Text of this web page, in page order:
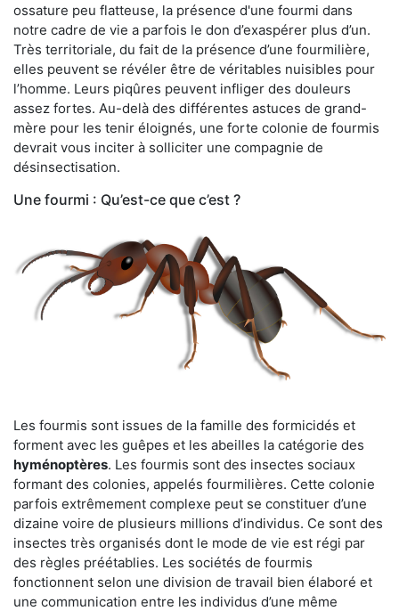
ossature peu flatteuse, la présence d'une fourmi dans
notre cadre de vie a parfois le don d’exaspérer plus d’un.
Très territoriale, du fait de la présence d’une fourmilière,
elles peuvent se révéler être de véritables nuisibles pour
l’homme. Leurs piqûres peuvent infliger des douleurs
assez fortes. Au-delà des différentes astuces de grand-
mère pour les tenir éloignés, une forte colonie de fourmis
devrait vous inciter à solliciter une compagnie de
désinsectisation.
Une fourmi : Qu’est-ce que c’est ?
Les fourmis sont issues de la famille des formicidés et
forment avec les guêpes et les abeilles la catégorie des
hyménoptères. Les fourmis sont des insectes sociaux
formant des colonies, appelés fourmilières. Cette colonie
parfois extrêmement complexe peut se constituer d’une
dizaine voire de plusieurs millions d’individus. Ce sont des
insectes très organisés dont le mode de vie est régi par
des règles préétablies. Les sociétés de fourmis
fonctionnent selon une division de travail bien élaboré et
une communication entre les individus d’une même